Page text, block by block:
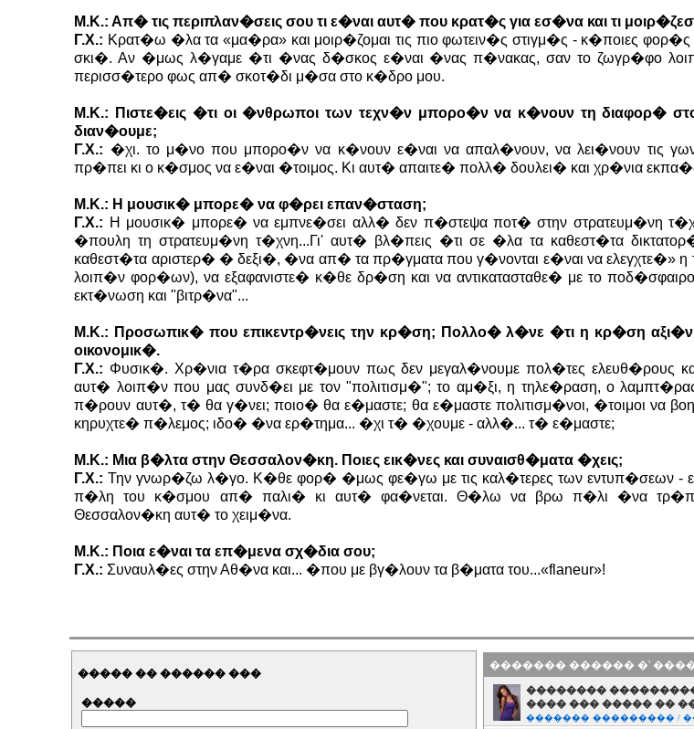
Μ.Κ.: Απ� τις περιπλαν�σεις σου τι ε�ναι αυτ� που κρατ�ς για εσ�να και τι
Γ.Χ.: Κρατ�ω �λα τα «μα�ρα» και μοιρ�ζομαι τις πιο φωτειν�ς στιγμ�ς - κ�ποιες
σκι�. Αν �μως λ�γαμε �τι �νας δ�σκος ε�ναι �νας π�νακας, σαν το ζωγρ�φο
περισσ�τερο φως απ� σκοτ�δι μ�σα στο κ�δρο μου.
Μ.Κ.: Πιστε�εις �τι οι �νθρωποι των τεχν�ν μπορο�ν να κ�νουν τη διαφορ�
διαν�ουμε;
Γ.Χ.: �χι. το μ�νο που μπορο�ν να κ�νουν ε�ναι να απαλ�νουν, να λει�νουν τις
πρ�πει κι ο κ�σμος να ε�ναι �τοιμος. Κι αυτ� απαιτε� πολλ� δουλει� και χρ�νια
Μ.Κ.: Η μουσικ� μπορε� να φ�ρει επαν�σταση;
Γ.Χ.: Η μουσικ� μπορε� να εμπνε�σει αλλ� δεν π�στεψα ποτ� στην στρατευμ�νη
�πουλη τη στρατευμ�νη τ�χνη...Γι' αυτ� βλ�πεις �τι σε �λα τα καθεστ�τα
καθεστ�τα αριστερ� � δεξι�, �να απ� τα πρ�γματα που γ�νονται ε�ναι να ελεγχτε�»
λοιπ�ν φορ�ων), να εξαφανιστε� κ�θε δρ�ση και να αντικατασταθε� με το
εκτ�νωση και "βιτρ�να"...
Μ.Κ.: Προσωπικ� που επικεντρ�νεις την κρ�ση; Πολλο� λ�νε �τι η κρ�ση
οικονομικ�.
Γ.Χ.: Φυσικ�. Χρ�νια τ�ρα σκεφτ�μουν πως δεν μεγαλ�νουμε πολ�τες ελευθ�ρους
αυτ� λοιπ�ν που μας συνδ�ει με τον "πολιτισμ�"; το αμ�ξι, η τηλε�ραση, ο
π�ρουν αυτ�, τ� θα γ�νει; ποιο� θα ε�μαστε; θα ε�μαστε πολιτισμ�νοι, �τοιμοι να
κηρυχτε� π�λεμος; ιδο� �να ερ�τημα... �χι τ� �χουμε - αλλ�... τ� ε�μαστε;
Μ.Κ.: Μια β�λτα στην Θεσσαλον�κη. Ποιες εικ�νες και συναισθ�ματα �χεις;
Γ.Χ.: Την γνωρ�ζω λ�γο. Κ�θε φορ� �μως φε�γω με τις καλ�τερες των εντυπ�σεων -
π�λη του κ�σμου απ� παλι� κι αυτ� φα�νεται. Θ�λω να βρω π�λι �να
Θεσσαλον�κη αυτ� το χειμ�να.
Μ.Κ.: Ποια ε�ναι τα επ�μενα σχ�δια σου;
Γ.Χ.: Συναυλ�ες στην Αθ�να και... �που με βγ�λουν τα β�ματα του...«flaneur»!
����� �� ������ ���
�����
������� ������ �'
��������
���� ��� ����� ��
������� ��������� /